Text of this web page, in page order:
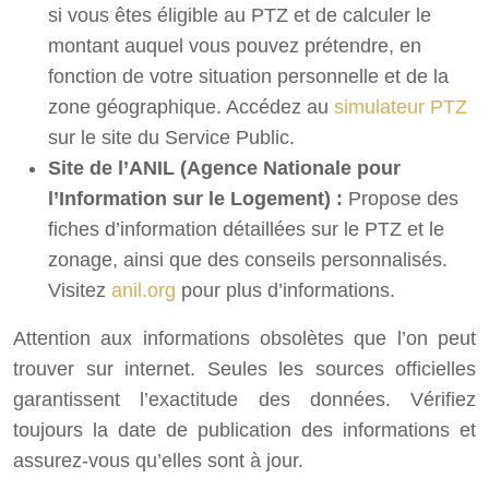
si vous êtes éligible au PTZ et de calculer le
montant auquel vous pouvez prétendre, en
fonction de votre situation personnelle et de la
zone géographique. Accédez au simulateur PTZ
sur le site du Service Public.
Site de l’ANIL (Agence Nationale pour
l’Information sur le Logement) : Propose des
fiches d’information détaillées sur le PTZ et le
zonage, ainsi que des conseils personnalisés.
Visitez anil.org pour plus d’informations.
Attention aux informations obsolètes que l’on peut
trouver sur internet. Seules les sources officielles
garantissent l’exactitude des données. Vérifiez
toujours la date de publication des informations et
assurez-vous qu’elles sont à jour.